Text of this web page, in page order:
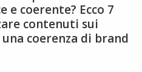
e coerente? Ecco 7
contenuti sui
coerenza di brand